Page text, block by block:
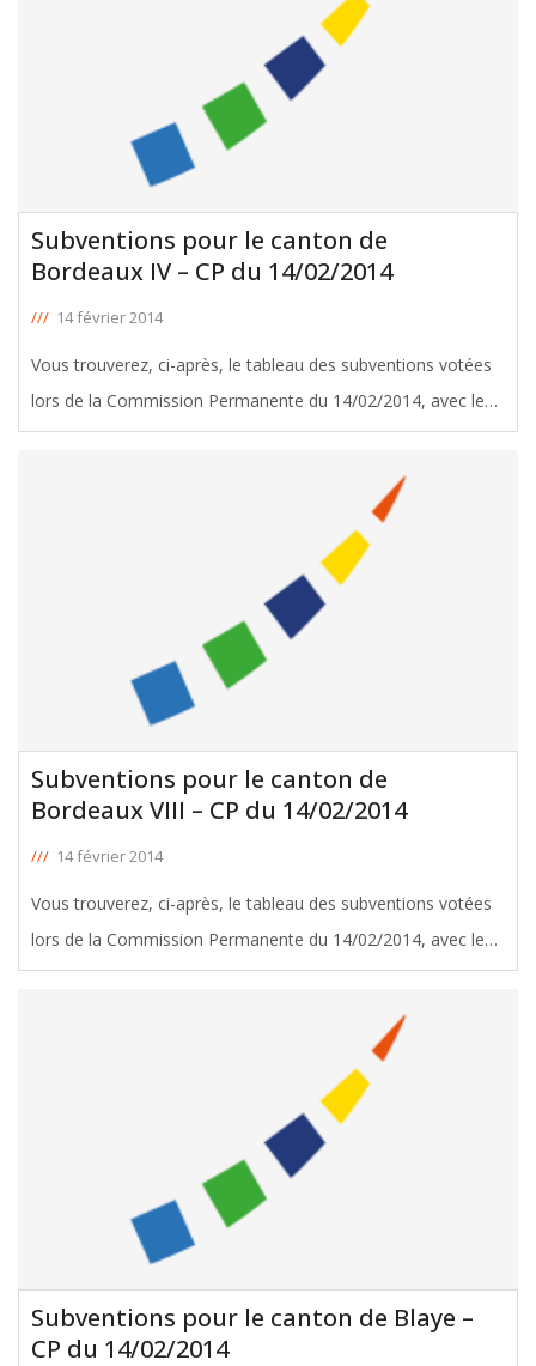
Subventions pour le canton de
Bordeaux IV – CP du 14/02/2014
/// 14 février 2014
Vous trouverez, ci-après, le tableau des subventions votées
lors de la Commission Permanente du 14/02/2014, avec le
soutien de Jean-Louis David, Conseiller Général de Bordeaux
Subventions pour le canton de
Bordeaux VIII – CP du 14/02/2014
/// 14 février 2014
Vous trouverez, ci-après, le tableau des subventions votées
lors de la Commission Permanente du 14/02/2014, avec le
soutien de Pierre Lothaire, Conseiller Général de Bordeaux
Subventions pour le canton de Blaye –
CP du 14/02/2014